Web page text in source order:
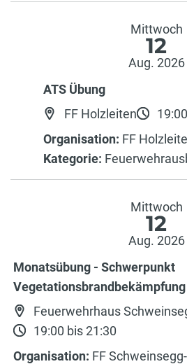
Mittwoch
12
Aug. 2026
ATS Übung
FF Holzleiten
Organisation: FF
Kategorie:
Mittwoch
12
Aug. 2026
Monatsübung - Schwerpunkt
Vegetationsbrandbekämpfung
Feuerwehrhaus
19:00 bis 21:30
Organisation: FF